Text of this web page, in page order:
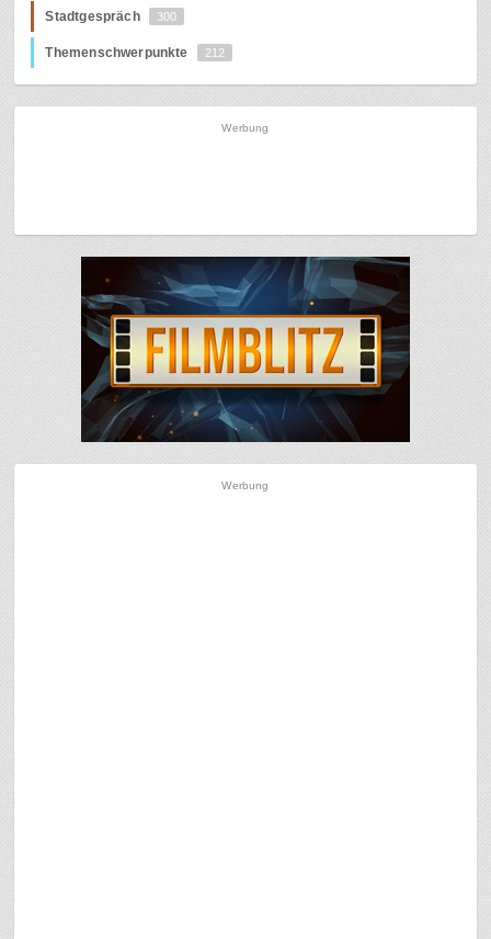
Stadtgespräch 300
Themenschwerpunkte 212
Werbung
Werbung